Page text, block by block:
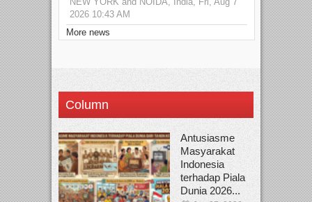
2026 10:43 AM
More news
Column
Antusiasme
Masyarakat
Indonesia
terhadap Piala
Dunia 2026...